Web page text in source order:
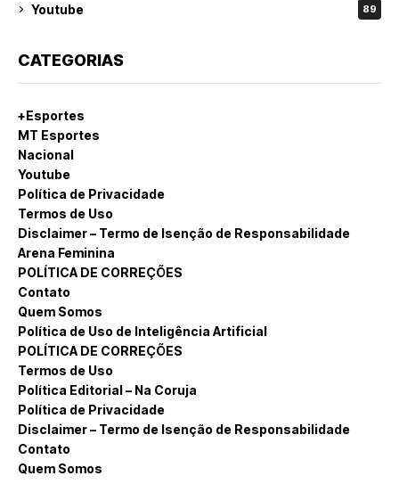
Youtube 89
CATEGORIAS
+Esportes
MT Esportes
Nacional
Youtube
Política de Privacidade
Termos de Uso
Disclaimer – Termo de Isenção de Responsabilidade
Arena Feminina
POLÍTICA DE CORREÇÕES
Contato
Quem Somos
Política de Uso de Inteligência Artificial
POLÍTICA DE CORREÇÕES
Termos de Uso
Política Editorial – Na Coruja
Política de Privacidade
Disclaimer – Termo de Isenção de Responsabilidade
Contato
Quem Somos